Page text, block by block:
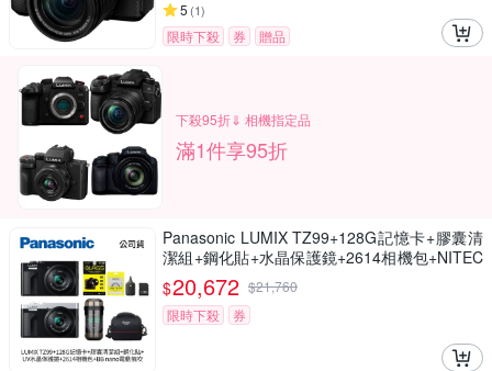
5 (1)
限時下殺 券 贈品
下殺95折⇓ 相機指定品
滿1件享95折
Panasonic LUMIX TZ99+128G記憶卡+膠囊清
潔組+鋼化貼+水晶保護鏡+2614相機包+NITEC
ORE BB nano 迷你電動氣吹(公司貨)
$20,672 $21,760
限時下殺
券